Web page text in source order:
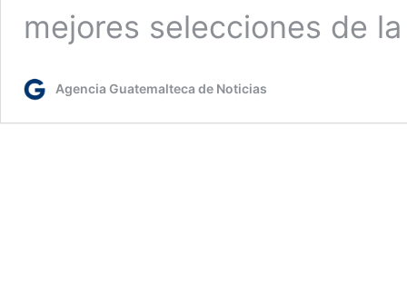
mejores selecciones de
Agencia Guatemalteca de Noticias